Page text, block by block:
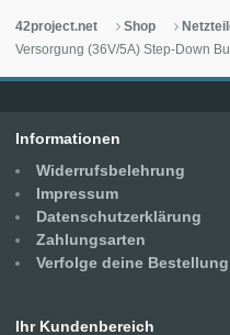
42project.net Shop
Versorgung (36V/5A) Step-Down
Informationen
Widerrufsbelehrung
Impressum
Datenschutzerklärung
Zahlungsarten
Verfolge deine Bestellung
Ihr Kundenbereich